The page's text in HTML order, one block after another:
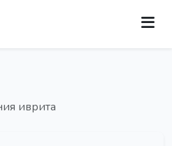
иврита